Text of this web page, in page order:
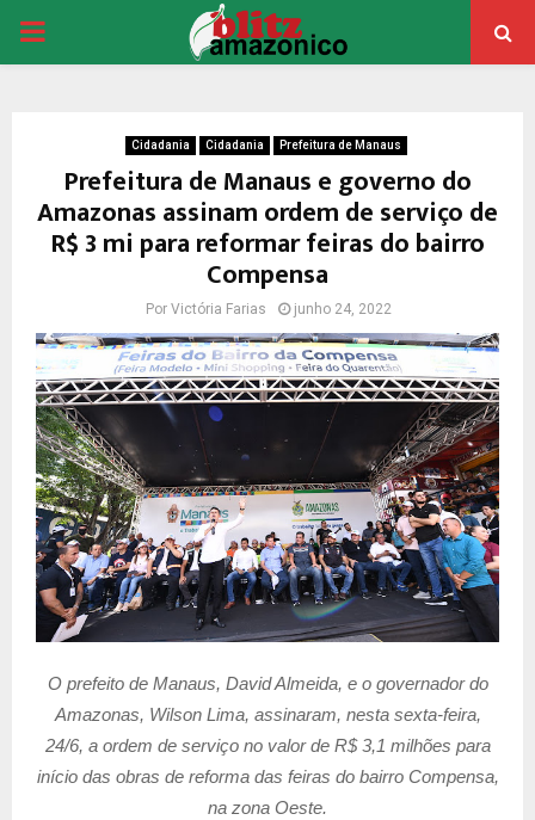
PRIMARY
Cidadania Cidadania Prefeitura de Manaus
Prefeitura de Manaus e governo do
Amazonas assinam ordem de serviço de
R$ 3 mi para reformar feiras do bairro
Compensa
Por Victória Farias junho 24, 2022
O prefeito de Manaus, David Almeida, e o governador do
Amazonas, Wilson Lima, assinaram, nesta sexta-feira,
24/6, a ordem de serviço no valor de R$ 3,1 milhões para
início das obras de reforma das feiras do bairro Compensa,
na zona Oeste.